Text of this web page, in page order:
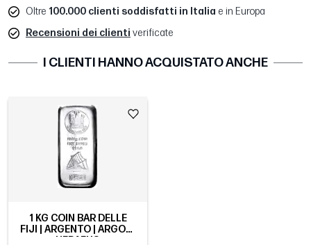
Oltre 100.000 clienti soddisfatti in Italia e in Europa
Recensioni dei clienti verificate
I CLIENTI HANNO ACQUISTATO ANCHE
1 KG COIN BAR DELLE
FIJI | ARGENTO | ARGOR-